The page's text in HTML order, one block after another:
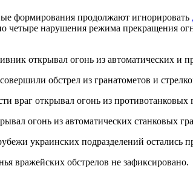
формирования продолжают игнорировать
четыре нарушения режима прекращения
открывал огонь из автоматических и
обстрел из гранатометов и
враг открывал огонь из противотанковых
огонь из автоматических станковых
украинских подразделений остались
вражейских обстрелов не зафиксировано.